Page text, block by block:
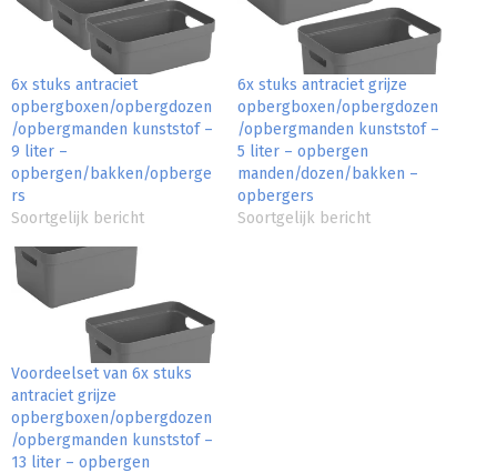
6x stuks antraciet
opbergboxen/opbergdozen
/opbergmanden kunststof –
9 liter –
opbergen/bakken/opberge
rs
Soortgelijk bericht
6x stuks antraciet grijze
opbergboxen/opbergdozen
/opbergmanden kunststof –
5 liter – opbergen
manden/dozen/bakken –
opbergers
Soortgelijk bericht
Voordeelset van 6x stuks
antraciet grijze
opbergboxen/opbergdozen
/opbergmanden kunststof –
13 liter – opbergen